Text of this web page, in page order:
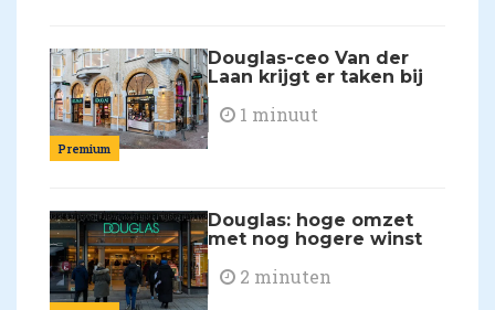
Premium
Douglas-ceo Van der
Laan krijgt er taken bij
1 minuut
Douglas: hoge omzet
met nog hogere winst
2 minuten